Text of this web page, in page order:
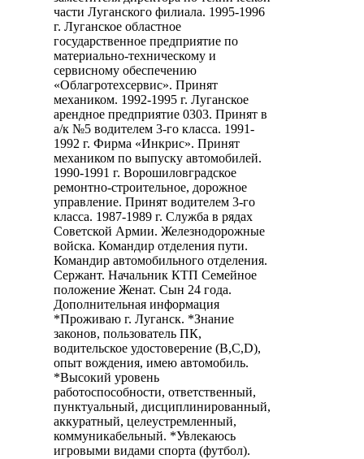
части Луганского филиала. 1995-1996
г. Луганское областное
государственное предприятие по
материально-техническому и
сервисному обеспечению
«Облагротехсервис». Принят
механиком. 1992-1995 г. Луганское
арендное предприятие 0303. Принят в
а/к №5 водителем 3-го класса. 1991-
1992 г. Фирма «Инкрис». Принят
механиком по выпуску автомобилей.
1990-1991 г. Ворошиловградское
ремонтно-строительное, дорожное
управление. Принят водителем 3-го
класса. 1987-1989 г. Служба в рядах
Советской Армии. Железнодорожные
войска. Командир отделения пути.
Командир автомобильного отделения.
Сержант. Начальник КТП Семейное
положение Женат. Сын 24 года.
Дополнительная информация
*Проживаю г. Луганск. *Знание
законов, пользователь ПК,
водительское удостоверение (B,C,D),
опыт вождения, имею автомобиль.
*Высокий уровень
работоспособности, ответственный,
пунктуальный, дисциплинированный,
аккуратный, целеустремленный,
коммуникабельный. *Увлекаюсь
игровыми видами спорта (футбол).